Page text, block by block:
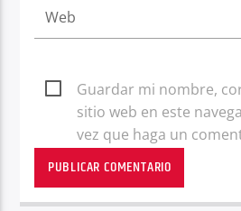
Guardar mi nombre,
sitio web en este
vez que haga un